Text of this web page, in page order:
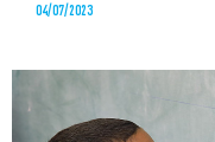
04/07/2023